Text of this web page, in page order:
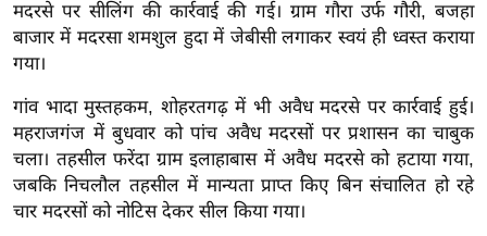
श
ख्सि
य
त
यं
ग
इं
डि
मदरसे पर सीलिंग की कार्रवाई की गई। ग्राम गौरा उर्फ गौरी, बजहा
बाजार में मदरसा शमशुल हुदा में जेबीसी लगाकर स्वयं ही ध्वस्त कराया
गया।
गांव भादा मुस्तहकम, शोहरतगढ़ में भी अवैध मदरसे पर कार्रवाई हुई।
महराजगंज में बुधवार को पांच अवैध मदरसों पर प्रशासन का चाबुक
चला। तहसील फरेंदा ग्राम इलाहाबास में अवैध मदरसे को हटाया गया,
जबकि निचलौल तहसील में मान्यता प्राप्त किए बिन संचालित हो रहे
चार मदरसों को नोटिस देकर सील किया गया।